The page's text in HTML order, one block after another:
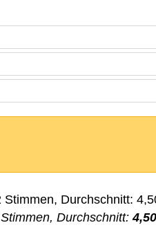
Stimmen, Durchschnitt:4,50